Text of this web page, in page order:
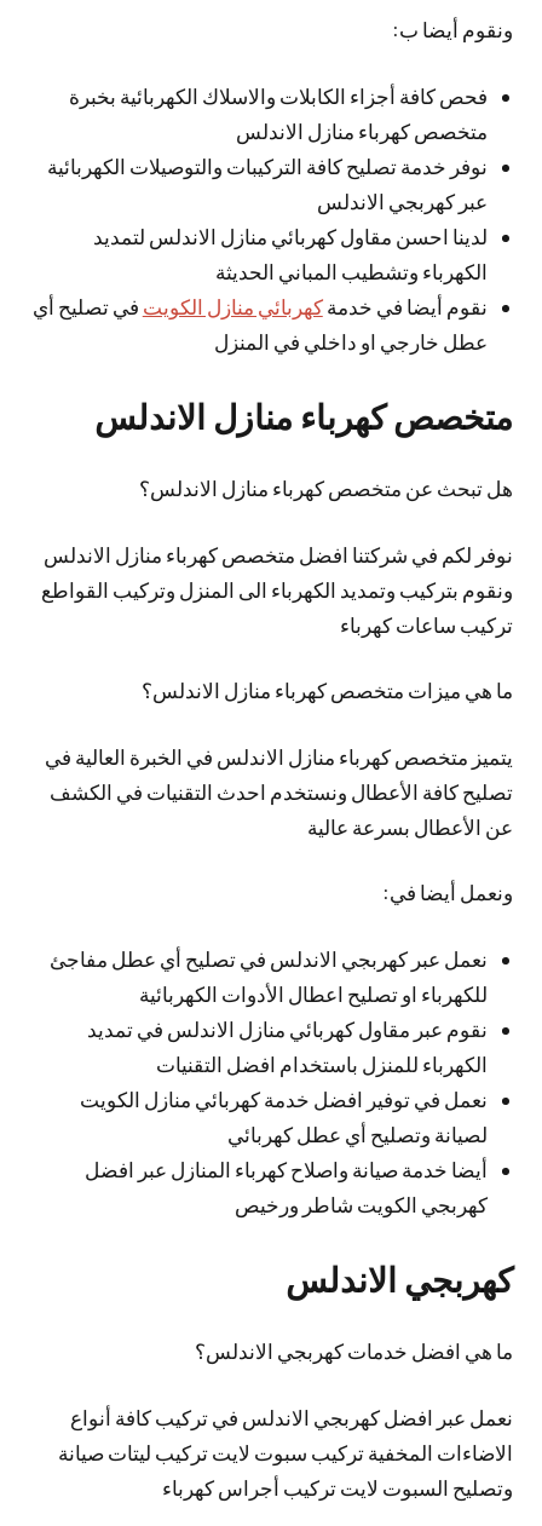
ونقوم أيضا ب:
فحص كافة أجزاء الكابلات والاسلاك الكهربائية بخبرة
متخصص كهرباء منازل الاندلس
نوفر خدمة تصليح كافة التركيبات والتوصيلات الكهربائية
عبر كهربجي الاندلس
لدينا احسن مقاول كهربائي منازل الاندلس لتمديد
الكهرباء وتشطيب المباني الحديثة
نقوم أيضا في خدمةكهربائي منازل الكويت في تصليح أي
عطل خارجي او داخلي في المنزل
متخصص كهرباء منازل الاندلس
هل تبحث عن متخصص كهرباء منازل الاندلس؟
نوفر لكم في شركتنا افضل متخصص كهرباء منازل الاندلس
ونقوم بتركيب وتمديد الكهرباء الى المنزل وتركيب القواطع
تركيب ساعات كهرباء
ما هي ميزات متخصص كهرباء منازل الاندلس؟
يتميز متخصص كهرباء منازل الاندلس في الخبرة العالية في
تصليح كافة الأعطال ونستخدم احدث التقنيات في الكشف
عن الأعطال بسرعة عالية
ونعمل أيضا في:
نعمل عبر كهربجي الاندلس في تصليح أي عطل مفاجئ
للكهرباء او تصليح اعطال الأدوات الكهربائية
نقوم عبر مقاول كهربائي منازل الاندلس في تمديد
الكهرباء للمنزل باستخدام افضل التقنيات
نعمل في توفير افضل خدمة كهربائي منازل الكويت
لصيانة وتصليح أي عطل كهربائي
أيضا خدمة صيانة واصلاح كهرباء المنازل عبر افضل
كهربجي الكويت شاطر ورخيص
كهربجي الاندلس
ما هي افضل خدمات كهربجي الاندلس؟
نعمل عبر افضل كهربجي الاندلس في تركيب كافة أنواع
الاضاءات المخفية تركيب سبوت لايت تركيب ليتات صيانة
وتصليح السبوت لايت تركيب أجراس كهرباء